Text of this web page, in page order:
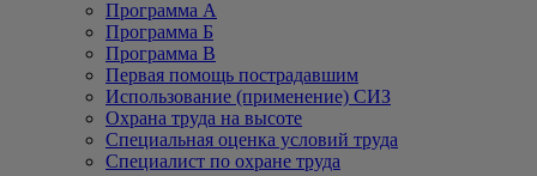
Программа А
Программа Б
Программа В
Первая помощь пострадавшим
Использование (применение) СИЗ
Охрана труда на высоте
Специальная оценка условий труда
Специалист по охране труда